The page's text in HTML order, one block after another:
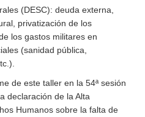
(DESC): deuda externa,
privatización de los
los gastos militares en
(sanidad pública,
de este taller en la 54ª sesión
declaración de la Alta
Humanos sobre la falta de